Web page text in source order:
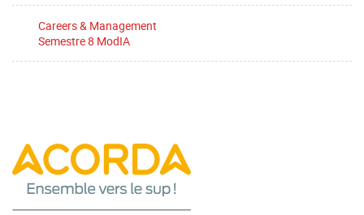
Careers & Management
Semestre 8 ModIA